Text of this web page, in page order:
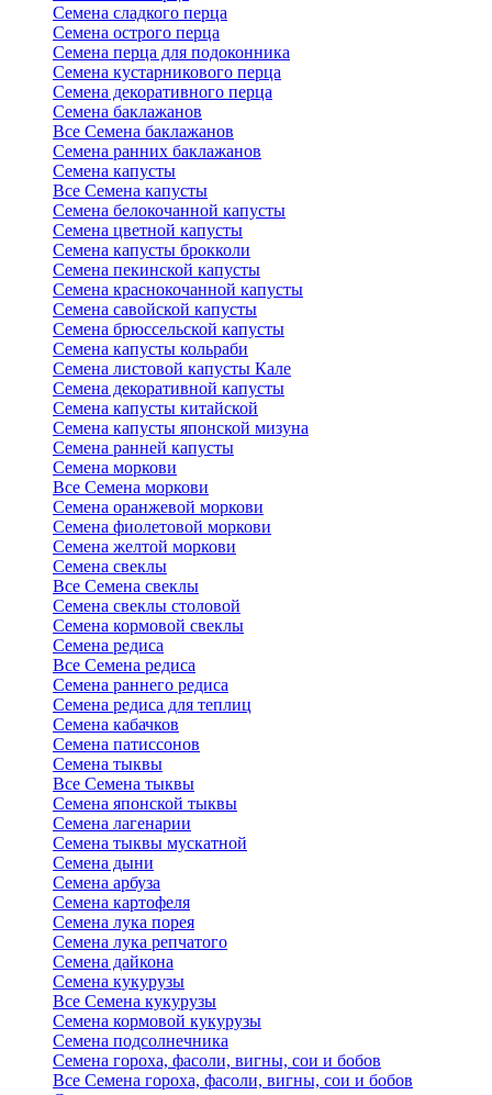
Семена сладкого перца
Семена острого перца
Семена перца для подоконника
Семена кустарникового перца
Семена декоративного перца
Семена баклажанов
Все Семена баклажанов
Семена ранних баклажанов
Семена капусты
Все Семена капусты
Семена белокочанной капусты
Семена цветной капусты
Семена капусты брокколи
Семена пекинской капусты
Семена краснокочанной капусты
Семена савойской капусты
Семена брюссельской капусты
Семена капусты кольраби
Семена листовой капусты Кале
Семена декоративной капусты
Семена капусты китайской
Семена капусты японской мизуна
Семена ранней капусты
Семена моркови
Все Семена моркови
Семена оранжевой моркови
Семена фиолетовой моркови
Семена желтой моркови
Семена свеклы
Все Семена свеклы
Семена свеклы столовой
Семена кормовой свеклы
Семена редиса
Все Семена редиса
Семена раннего редиса
Семена редиса для теплиц
Семена кабачков
Семена патиссонов
Семена тыквы
Все Семена тыквы
Семена японской тыквы
Семена лагенарии
Семена тыквы мускатной
Семена дыни
Семена арбуза
Семена картофеля
Семена лука порея
Семена лука репчатого
Семена дайкона
Семена кукурузы
Все Семена кукурузы
Семена кормовой кукурузы
Семена подсолнечника
Семена гороха, фасоли, вигны, сои и бобов
Все Семена гороха, фасоли, вигны, сои и бобов